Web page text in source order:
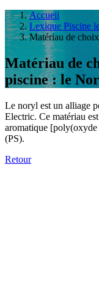
Accueil
Lexique Piscine
Matériau de
Matériau de
piscine : le
Le noryl est un alliage
Electric. Ce matériau
aromatique
(PS).
Retour